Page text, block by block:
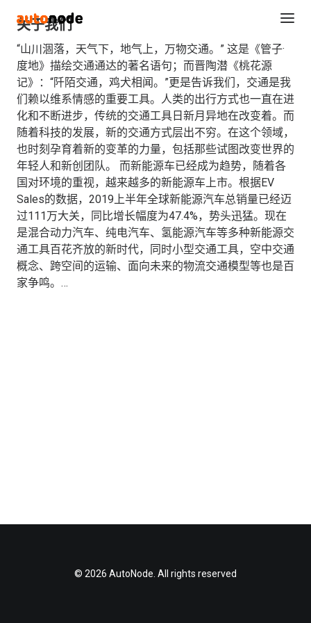
Search
关于我们
“山川涸落，天气下，地气上，万物交通。” 这是《管子·
度地》描绘交通通达的著名语句；而晋陶潜《桃花源
记》：“阡陌交通，鸡犬相闻。”更是告诉我们，交通是我
们赖以维系情感的重要工具。人类的出行方式也一直在进
化和不断进步，传统的交通工具日新月异地在改变着。而
随着科技的发展，新的交通方式层出不穷。在这个领域，
也时刻孕育着新的变革的力量，包括那些试图改变世界的
年轻人和新创团队。 而新能源车已经成为趋势，随着各
国对环境的重视，越来越多的新能源车上市。根据EV
Sales的数据，2019上半年全球新能源汽车总销量已经迈
过111万大关，同比增长幅度为47.4%，势头迅猛。现在
是混合动力汽车、纯电汽车、氢能源汽车等多种新能源交
通工具百花齐放的新时代，同时小型交通工具，空中交通
概念、跨空间的运输、面向未来的物流交通模型等也是百
家争鸣。…
© 2026 AutoNode. All rights reserved